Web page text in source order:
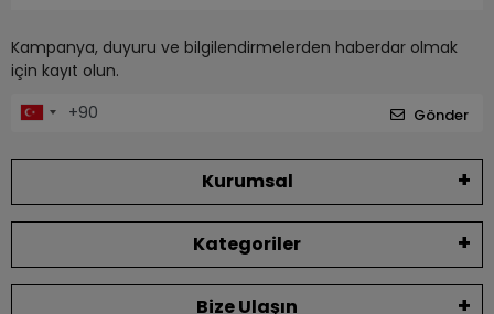
Kampanya, duyuru ve bilgilendirmelerden haberdar olmak
için kayıt olun.
Gönder
Kurumsal
Kategoriler
Bize Ulaşın